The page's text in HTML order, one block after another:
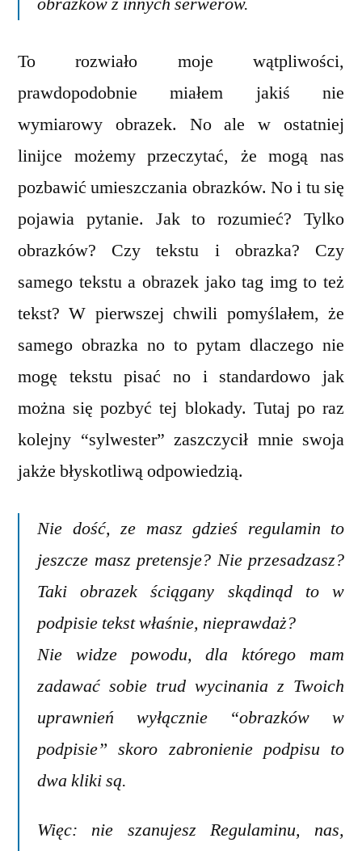
To rozwiało moje wątpliwości,
prawdopodobnie miałem jakiś nie
wymiarowy obrazek. No ale w ostatniej
linijce możemy przeczytać, że mogą nas
pozbawić umieszczania obrazków. No i tu się
pojawia pytanie. Jak to rozumieć? Tylko
obrazków? Czy tekstu i obrazka? Czy
samego tekstu a obrazek jako tag img to też
tekst? W pierwszej chwili pomyślałem, że
samego obrazka no to pytam dlaczego nie
mogę tekstu pisać no i standardowo jak
można się pozbyć tej blokady. Tutaj po raz
kolejny “sylwester” zaszczycił mnie swoja
jakże błyskotliwą odpowiedzią.
Nie dość, ze masz gdzieś regulamin to
jeszcze masz pretensje? Nie przesadzasz?
Taki obrazek ściągany skądinąd to w
podpisie tekst właśnie, nieprawdaż?
Nie widze powodu, dla którego mam
zadawać sobie trud wycinania z Twoich
uprawnień wyłącznie “obrazków w
podpisie” skoro zabronienie podpisu to
dwa kliki są.
Więc: nie szanujesz Regulaminu, nas,